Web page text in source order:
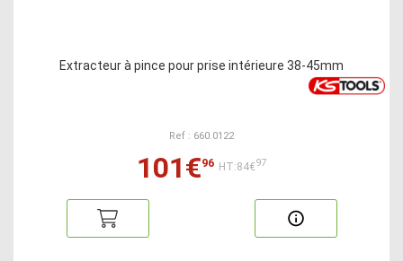
Extracteur à pince pour prise intérieure 38-45mm
Ref : 660.0122
101€96 HT:84€97